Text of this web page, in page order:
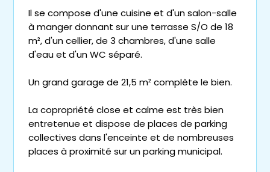
Il se compose d'une cuisine et d'un salon-salle
à manger donnant sur une terrasse S/O de 18
m², d'un cellier, de 3 chambres, d'une salle
d'eau et d'un WC séparé.
Un grand garage de 21,5 m² complète le bien.
La copropriété close et calme est très bien
entretenue et dispose de places de parking
collectives dans l'enceinte et de nombreuses
places à proximité sur un parking municipal.